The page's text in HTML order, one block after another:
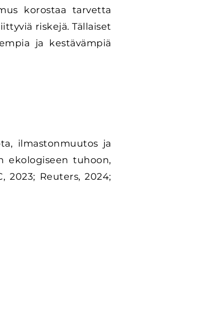
korostaa tarvetta
riskejä. Tällaiset
ja kestävämpiä
ilmastonmuutos ja
ekologiseen tuhoon,
2023; Reuters, 2024;